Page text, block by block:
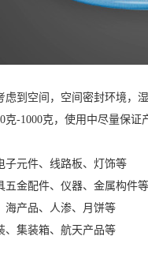
虑到空间，空间密封环境，
克-1000克，使用中尽量保证
子元件、线路板、灯饰等
五金配件、仪器、金属构件等
海产品、人渗、月饼等
、集装箱、航天产品等